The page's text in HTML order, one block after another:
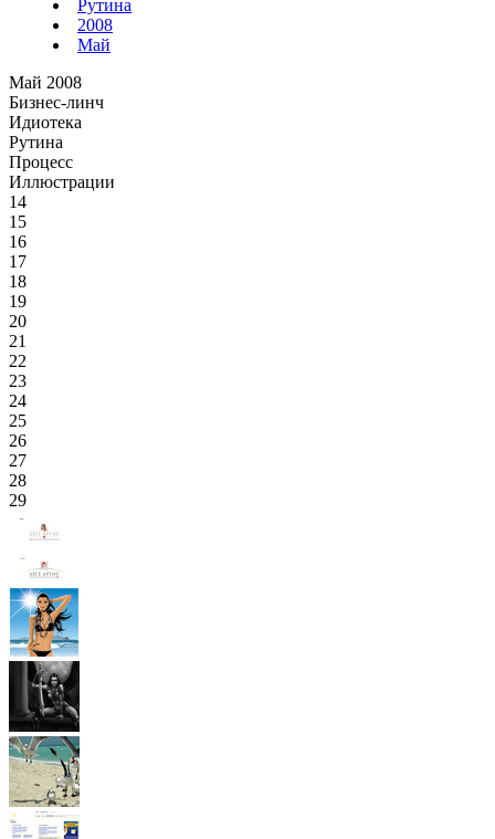
Рутина
2008
Май
Май 2008
Бизнес-линч
Идиотека
Рутина
Процесс
Иллюстрации
14
15
16
17
18
19
20
21
22
23
24
25
26
27
28
29